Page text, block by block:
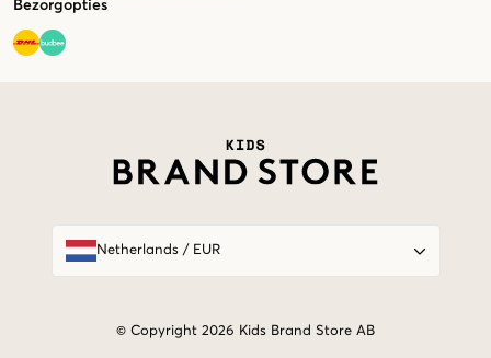
Bezorgopties
Netherlands/ EUR
© Copyright 2026 Kids Brand Store AB